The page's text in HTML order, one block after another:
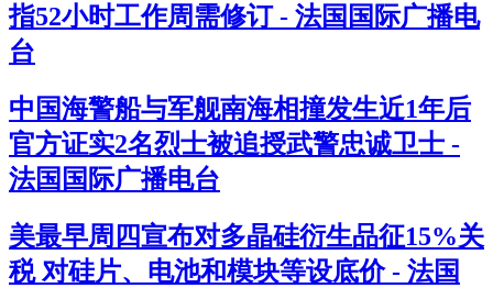
指52小时工作周需修订 - 法国国际广播电
台
中国海警船与军舰南海相撞发生近1年后
官方证实2名烈士被追授武警忠诚卫士 -
法国国际广播电台
美最早周四宣布对多晶硅衍生品征15%关
税 对硅片、电池和模块等设底价 - 法国